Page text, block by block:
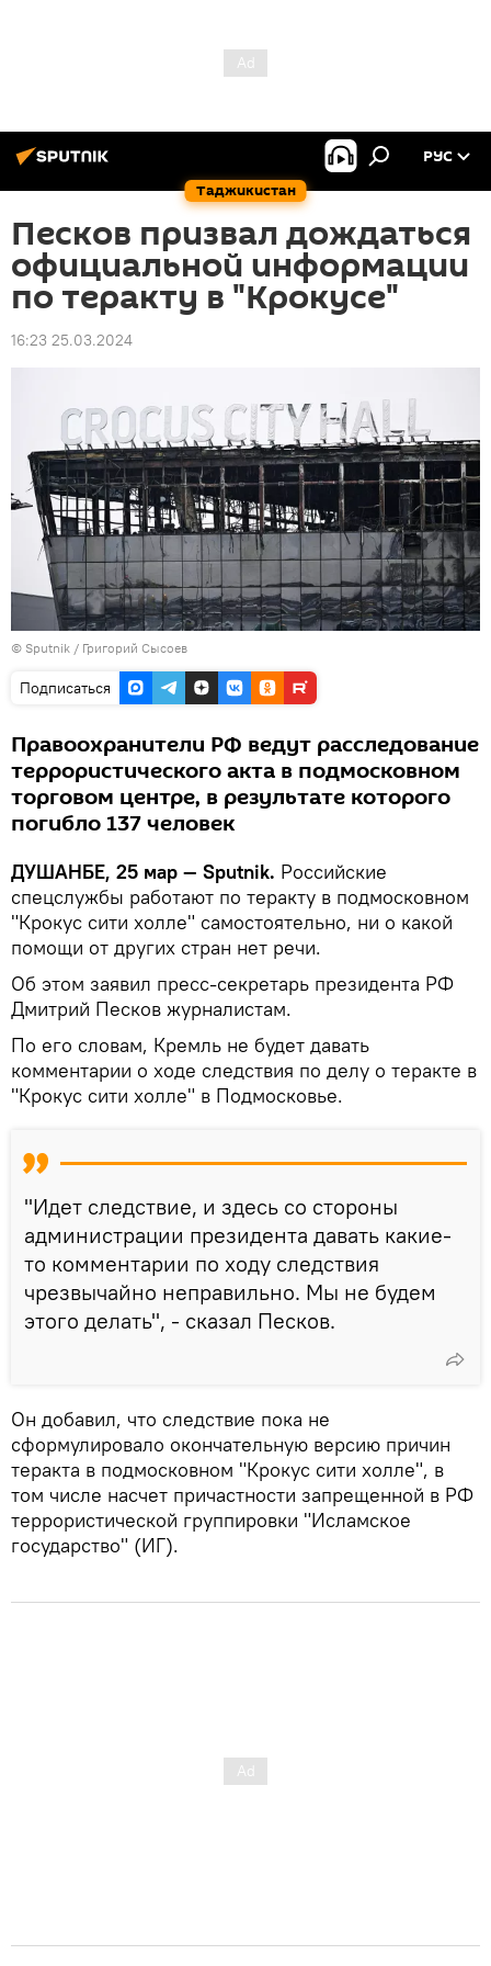
Таджикистан
РУС
Песков призвал дождаться
официальной информации
по теракту в "Крокусе"
16:23 25.03.2024
© Sputnik / Григорий Сысоев
Подписаться
Правоохранители РФ ведут расследование
террористического акта в подмосковном
торговом центре, в результате которого
погибло 137 человек
ДУШАНБЕ, 25 мар — Sputnik. Российские
спецслужбы работают по теракту в подмосковном
"Крокус сити холле" самостоятельно, ни о какой
помощи от других стран нет речи.
Об этом заявил пресс-секретарь президента РФ
Дмитрий Песков журналистам.
По его словам, Кремль не будет давать
комментарии о ходе следствия по делу о теракте в
"Крокус сити холле" в Подмосковье.
"Идет следствие, и здесь со стороны
администрации президента давать какие-
то комментарии по ходу следствия
чрезвычайно неправильно. Мы не будем
этого делать", - сказал Песков.
Он добавил, что следствие пока не
сформулировало окончательную версию причин
теракта в подмосковном "Крокус сити холле", в
том числе насчет причастности запрещенной в РФ
террористической группировки "Исламское
государство" (ИГ).